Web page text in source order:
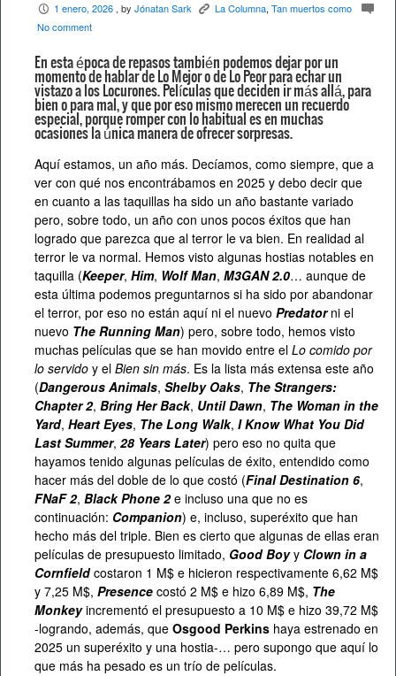
P 1 enero, 2026 , by Jónatan Sark K La Columna,Tan muertos como c
No comment
En esta época de repasos también podemos dejar por un
momento de hablar de Lo Mejor o de Lo Peor para echar un
vistazo a los Locurones. Películas que deciden ir más allá, para
bien o para mal, y que por eso mismo merecen un recuerdo
especial, porque romper con lo habitual es en muchas
ocasiones la única manera de ofrecer sorpresas.
Aquí estamos, un año más. Decíamos, como siempre, que a
ver con qué nos encontrábamos en 2025 y debo decir que
en cuanto a las taquillas ha sido un año bastante variado
pero, sobre todo, un año con unos pocos éxitos que han
logrado que parezca que al terror le va bien. En realidad al
terror le va normal. Hemos visto algunas hostias notables en
taquilla (Keeper, Him, Wolf Man, M3GAN 2.0… aunque de
esta última podemos preguntarnos si ha sido por abandonar
el terror, por eso no están aquí ni el nuevo Predator ni el
nuevo The Running Man) pero, sobre todo, hemos visto
muchas películas que se han movido entre el Lo comido por
lo servido y el Bien sin más. Es la lista más extensa este año
(Dangerous Animals, Shelby Oaks, The Strangers:
Chapter 2, Bring Her Back, Until Dawn, The Woman in the
Yard, Heart Eyes, The Long Walk, I Know What You Did
Last Summer, 28 Years Later) pero eso no quita que
hayamos tenido algunas películas de éxito, entendido como
hacer más del doble de lo que costó (Final Destination 6,
FNaF 2, Black Phone 2e incluso una que no es
continuación: Companion) e, incluso, superéxito que han
hecho más del triple. Bien es cierto que algunas de ellas eran
películas de presupuesto limitado, Good Boyy Clown in a
Cornfieldcostaron 1 M$ e hicieron respectivamente 6,62 M$
y 7,25 M$, Presence costó 2 M$ e hizo 6,89 M$, The
Monkey incrementó el presupuesto a 10 M$ e hizo 39,72 M$
-logrando, además, que Osgood Perkins haya estrenado en
2025 un superéxito y una hostia-… pero supongo que aquí lo
que más ha pesado es un trío de películas.